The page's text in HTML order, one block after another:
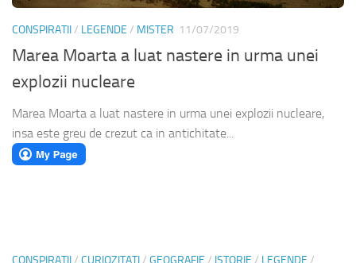
CONSPIRATII/ LEGENDE / MISTER 11/07/2019
Marea Moarta a luat nastere in urma unei
explozii nucleare
Marea Moarta a luat nastere in urma unei explozii nucleare,
insa este greu de crezut ca in antichitate...
CONSPIRATII/ CURIOZITATI/ GEOGRAFIE / ISTORIE / LEGENDE /